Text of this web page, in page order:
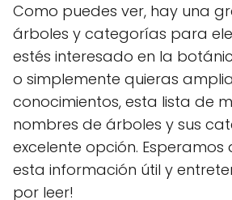
Como puedes ver, hay una
árboles y categorías para
estés interesado en la
o simplemente quieras
conocimientos, esta lista de
nombres de árboles y sus
excelente opción. Esperamos
esta información útil y
por leer!